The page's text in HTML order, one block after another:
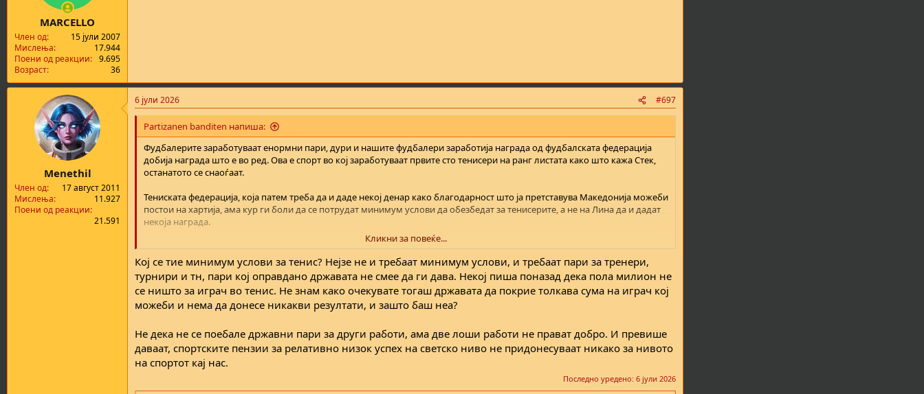
MARCELLO
Член од
15 јули 2007
Мислења
17.944
Поени од реакции
9.695
Возраст
36
Menethil
Член од
17 август 2011
Мислења
11.927
Поени од реакции
21.591
6 јули 2026 #697
Partizanen banditen напиша:
Фудбалерите заработуваат енормни пари, дури и нашите фудбалери заработија награда од фудбалската федерација
добија награда што е во ред. Ова е спорт во кој заработуваат првите сто тенисери на ранг листата како што кажа Стек,
останатото се снаоѓаат.
Тениската федерација, која патем треба да и даде некој денар како благодарност што ја претставува Македонија можеби
постои на хартија, ама кур ги боли да се потрудат минимум услови да обезбедат за тенисерите, а не на Лина да и дадат
некоја награда.
А ова за компанииве прво да кажам дека е капитализам и дека државата може да им нареди само да платат порез, а
колку ги боли кур за спорт гледаме колку се утепаа вложувајќи во спортот во Македонија.
Кликни за повеќе...
Кој се тие минимум услови за тенис? Нејзе не и требаат минимум услови, и требаат пари за тренери,
турнири и тн, пари кој оправдано државата не смее да ги дава. Некој пиша поназад дека пола милион не
се ништо за играч во тенис. Не знам како очекувате тогаш државата да покрие толкава сума на играч кој
можеби и нема да донесе никакви резултати, и зашто баш неа?
Не дека не се поебале државни пари за други работи, ама две лоши работи не прават добро. И превише
даваат, спортските пензии за релативно низок успех на светско ниво не придонесуваат никако за нивото
на спортот кај нас.
Последно уредено: 6 јули 2026